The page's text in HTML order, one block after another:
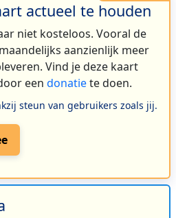
actueel te houden
niet kosteloos. Vooral de
aanzienlijk meer
Vind je deze kaart
een donatiete doen.
steun van gebruikers zoals jij.